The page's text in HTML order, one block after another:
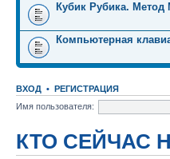
Кубик Рубика. Метод
Компьютерная
ВХОД • РЕГИСТРАЦИЯ
Имя пользователя:
КТО СЕЙЧАС